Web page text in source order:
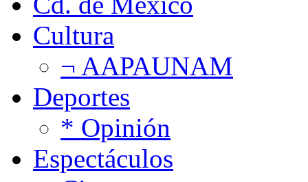
Cultura
¬ AAPAUNAM
Deportes
* Opinión
Espectáculos